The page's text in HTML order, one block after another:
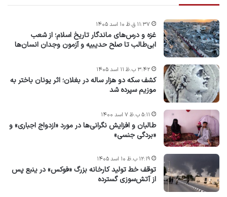
غزه و درس‌های ماندگار تاریخ اسلام؛ از شعب
ابی‌طالب تا صلح حدیبیه و آزمون وجدان انسان‌ها
۱۱:۳۷ ق.ظ ۱۰ اسد ۱۴۰۵
کشف سکه دو هزار ساله در بغلان؛ اثر یونان باختر به
موزیم سپرده شد
۳:۴۲ ب.ظ ۱۱ اسد ۱۴۰۵
طالبان و افزایش نگرانی‌ها در مورد «ازدواج اجباری» و
«بردگی جنسی»
۵:۱۱ ب.ظ ۷ اسد ۱۴۰۰
توقف خط تولید کارخانه بزرگ «فوکس» در ینبع پس
از آتش‌سوزی گسترده
۱۲:۱۹ ب.ظ ۱۰ اسد ۱۴۰۵